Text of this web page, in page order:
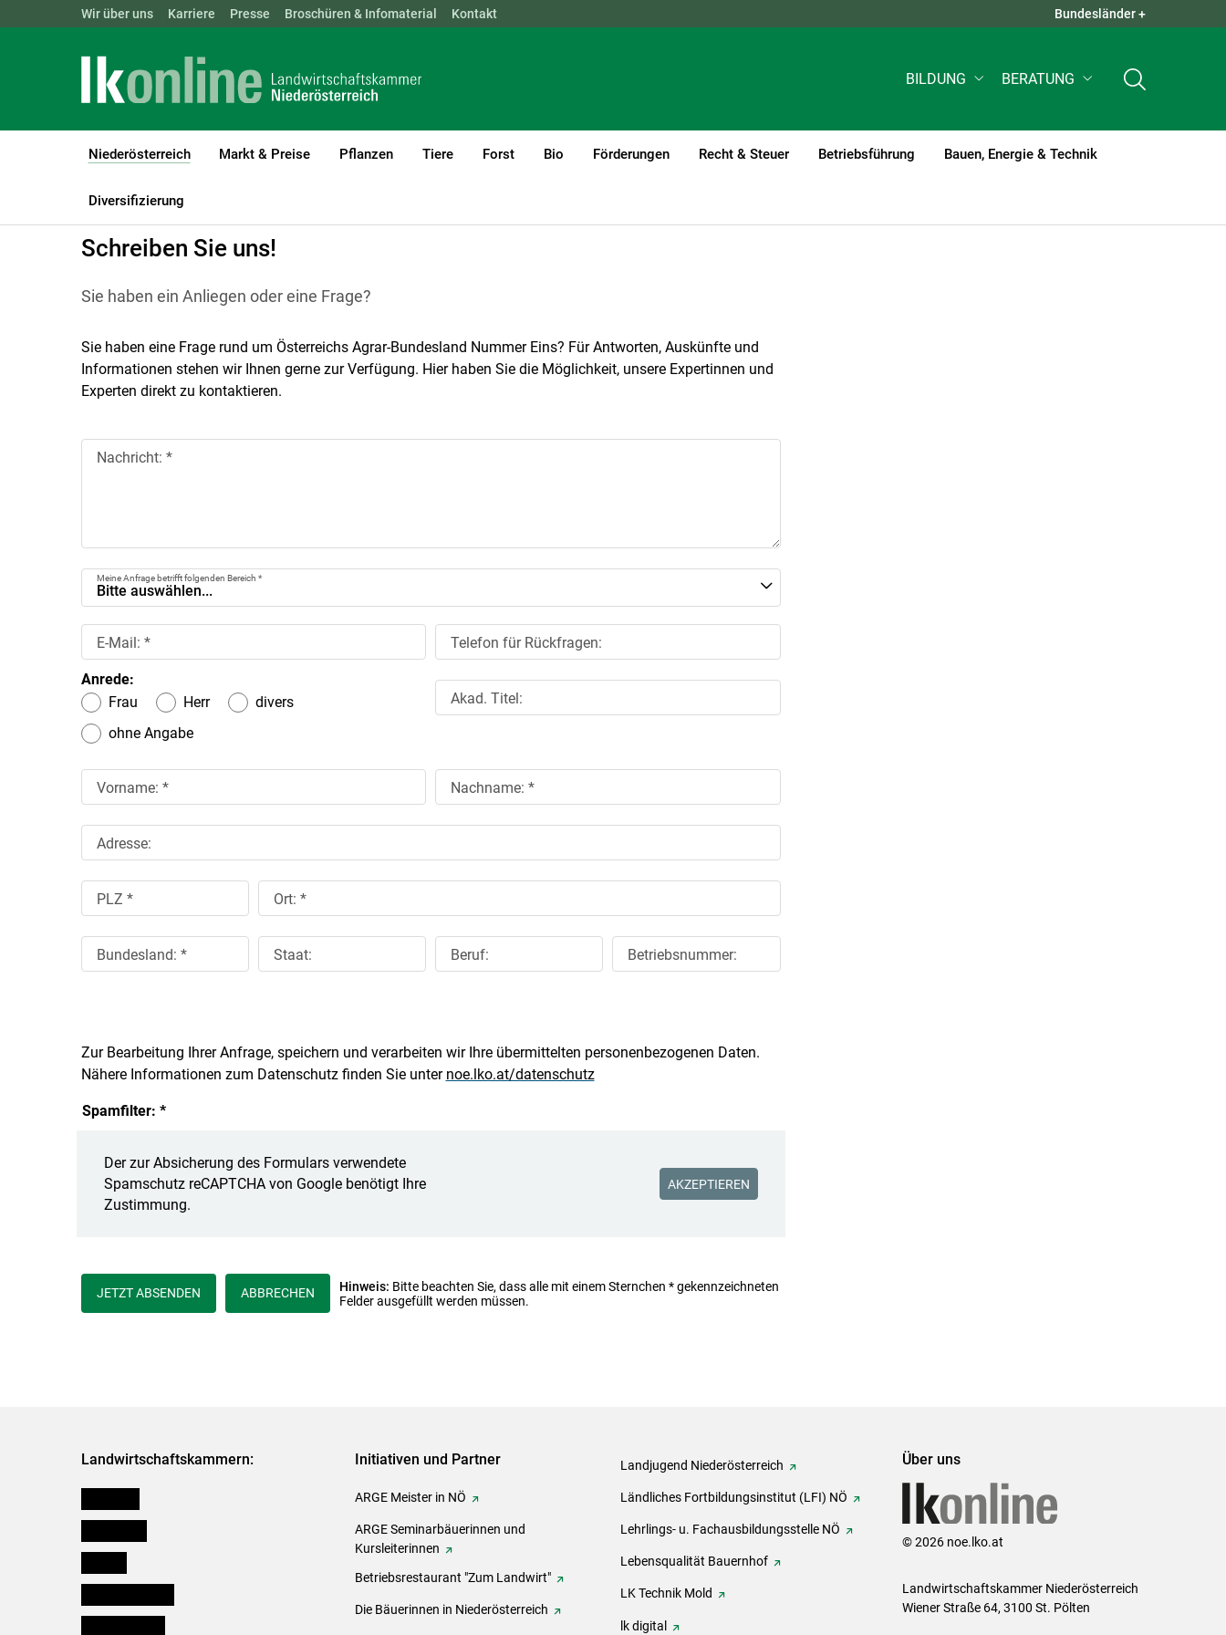
Landwirtschaftskammern: ÖSTERREICH BGLD KTN NÖ OÖ SBG QUICK LINKS +
Wir über uns Karriere Presse Broschüren & Infomaterial Kontakt Bundesländer +
BILDUNG BERATUNG
Niederösterreich
(current)1
Markt & Preise Pflanzen Tiere Forst Bio Förderungen Recht & Steuer Betriebsführung Bauen, Energie & Technik
Diversifizierung
LK Niederösterreich
Schreiben Sie uns!
Sie haben ein Anliegen oder eine Frage?
Sie haben eine Frage rund um Österreichs Agrar-Bundesland Nummer Eins? Für Antworten, Auskünfte und
Informationen stehen wir Ihnen gerne zur Verfügung. Hier haben Sie die Möglichkeit, unsere Expertinnen und
Experten direkt zu kontaktieren.
Nachricht: *
Bitte auswählen...
Meine Anfrage betrifft folgenden Bereich *
E-Mail: * Telefon für Rückfragen:
Frau Herr
divers
ohne Angabe
Anrede:
Akad. Titel:
Vorname: * Nachname: *
Adresse:
PLZ * Ort: *
Bundesland: * Staat: Beruf: Betriebsnummer:
Zur Bearbeitung Ihrer Anfrage, speichern und verarbeiten wir Ihre übermittelten personenbezogenen Daten.
Nähere Informationen zum Datenschutz finden Sie unter noe.lko.at/datenschutz
AKZEPTIEREN
Spamfilter: *
JETZT ABSENDEN ABBRECHEN Hinweis: Bitte beachten Sie, dass alle mit einem Sternchen * gekennzeichneten
Felder ausgefüllt werden müssen.
Landwirtschaftskammern: Initiativen und Partner
ARGE Meister in NÖ
ARGE Seminarbäuerinnen und
Kursleiterinnen
Betriebsrestaurant "Zum Landwirt"
Die Bäuerinnen in Niederösterreich
Landjugend Niederösterreich
Ländliches Fortbildungsinstitut (LFI) NÖ
Lehrlings- u. Fachausbildungsstelle NÖ
Lebensqualität Bauernhof
LK Technik Mold
lk digital
Über uns
© 2026 noe.lko.at
Landwirtschaftskammer Niederösterreich
Wiener Straße 64, 3100 St. Pölten